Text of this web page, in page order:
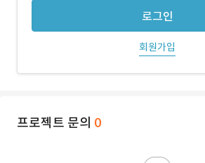
로그인
회원가입
프로젝트 문의 0